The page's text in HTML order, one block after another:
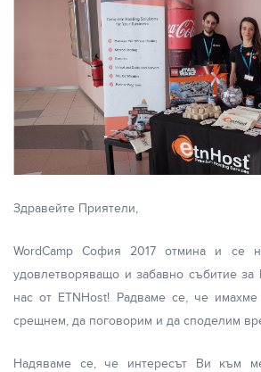
Здравейте Приятели,
WordCamp София 2017 отмина и се
удовлетворяващо и забавно събитие за
нас от ETNHost! Радваме се, че
срещнем, да поговорим и да споделим
Надяваме се, че интересът Ви към